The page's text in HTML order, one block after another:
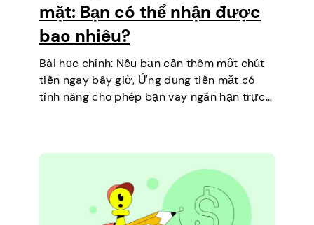
mặt: Bạn có thể nhận được
bao nhiêu?
Bài học chính: Nếu bạn cần thêm một chút
tiền ngay bây giờ, Ứng dụng tiền mặt có
tính năng cho phép bạn vay ngắn hạn trực